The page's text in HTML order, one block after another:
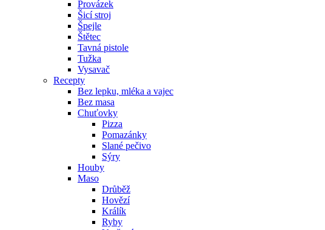
Provázek
Šicí stroj
Špejle
Štětec
Tavná pistole
Tužka
Vysavač
Recepty
Bez lepku, mléka a vajec
Bez masa
Chuťovky
Pizza
Pomazánky
Slané pečivo
Sýry
Houby
Maso
Drůběž
Hovězí
Králík
Ryby